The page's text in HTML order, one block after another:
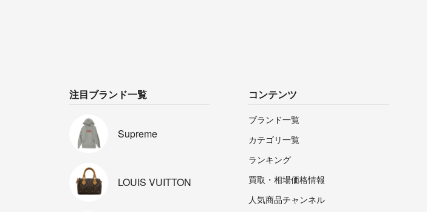
注目ブランド一覧
Supreme
LOUIS VUITTON
コンテンツ
ブランド一覧
カテゴリ一覧
ランキング
買取・相場価格情報
人気商品チャンネル